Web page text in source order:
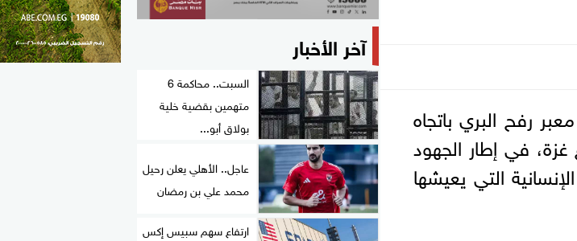
رقم 195 من أمام معبر رفح البري باتجاه
في إطار الجهود
التي يعيشها
آخر الأخبار
السبت.. محاكمة 6
متهمين بقضية خلية
بولاق أبو...
عاجل.. الأهلي يعلن رحيل
محمد علي بن رمضان
ارتفاع سهم سبيس إكس